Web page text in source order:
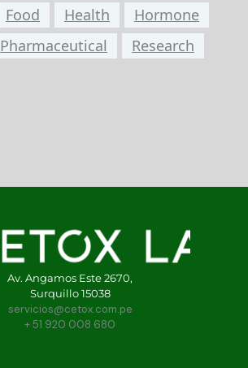
Food Health
Hormone
Pharmaceutical
Research
Av. Angamos Este 2670,
Surquillo 15038
servicios@cetox.com.pe
+ 51 920 008 680